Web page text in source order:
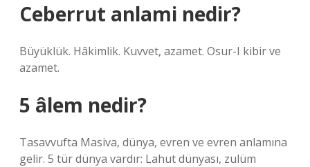
Ceberrut anlami nedir?
Büyüklük. Hâkimlik. Kuvvet, azamet. Osur-I kibir ve
azamet.
5 âlem nedir?
Tasavvufta Masiva, dünya, evren ve evren anlamına
gelir. 5 tür dünya vardır: Lahut dünyası, zulüm